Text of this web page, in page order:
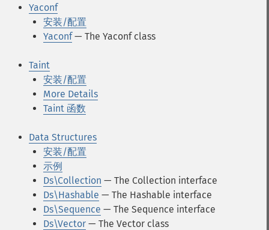
Yaconf
安装/配置
Yaconf— The Yaconf class
Taint
安装/配置
More Details
Taint 函数
Data Structures
安装/配置
示例
Ds\Collection — The Collection interface
Ds\Hashable — The Hashable interface
Ds\Sequence — The Sequence interface
Ds\Vector — The Vector class